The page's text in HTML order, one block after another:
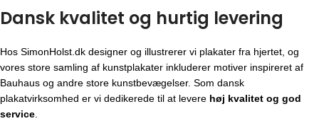
Dansk kvalitet og hurtig levering
Hos SimonHolst.dk designer og illustrerer vi plakater fra hjertet, og
vores store samling af kunstplakater inkluderer motiver inspireret af
Bauhaus og andre store kunstbevægelser. Som dansk
plakatvirksomhed er vi dedikerede til at levere høj kvalitet og god
service